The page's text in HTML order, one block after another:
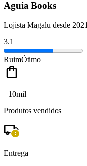
Aguia Books
Lojista Magalu desde 2021
3.1
RuimÓtimo
+10mil
Produtos vendidos
Entrega